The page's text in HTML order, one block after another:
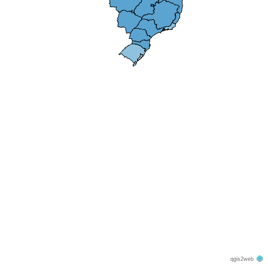
qgis2web